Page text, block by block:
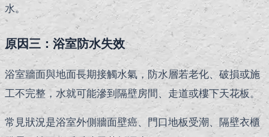
水。
原因三：浴室防水失效
浴室牆面與地面長期接觸水氣，防水層若老化、破損或施
工不完整，水就可能滲到隔壁房間、走道或樓下天花板。
常見狀況是浴室外側牆面壁癌、門口地板受潮、隔壁衣櫃